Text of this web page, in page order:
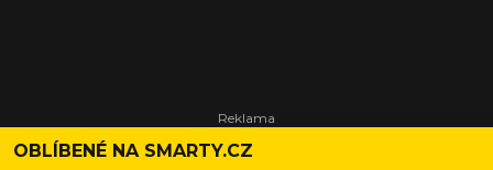
OBLÍBENÉ NA SMARTY.CZ